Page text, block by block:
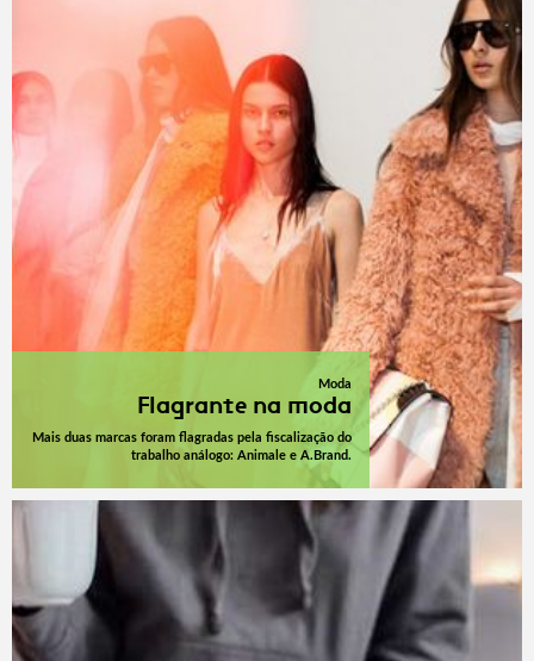
Moda
Flagrante na moda
Mais duas marcas foram flagradas pela fiscalização do
trabalho análogo: Animale e A.Brand.